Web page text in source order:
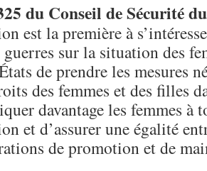
du Conseil de Sécurité
est la première à
guerres sur la situation des
de prendre les mesures
des femmes et des filles
davantage les femmes à
et d’assurer une égalité
de promotion et de